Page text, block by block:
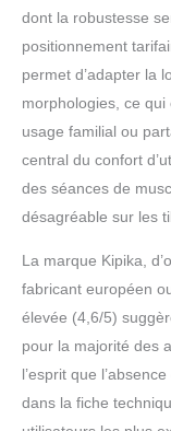
dont la robustesse
positionnement
permet d’adapter la
morphologies, ce
usage familial ou
central du confort
des séances de
désagréable sur les
La marque Kipika,
fabricant européen
élevée (4,6/5)
pour la majorité des
l’esprit que
dans la fiche